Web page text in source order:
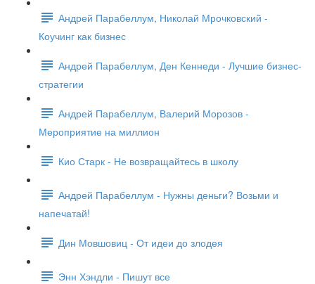
Андрей Парабеллум, Николай Мрочковский -
Коучинг как бизнес
Андрей Парабеллум, Ден Кеннеди - Лучшие бизнес-
стратегии
Андрей Парабеллум, Валерий Морозов -
Мероприятие на миллион
Кио Старк - Не возвращайтесь в школу
Андрей Парабеллум - Нужны деньги? Возьми и
напечатай!
Дин Мовшовиц - От идеи до злодея
Энн Хэндли - Пишут все